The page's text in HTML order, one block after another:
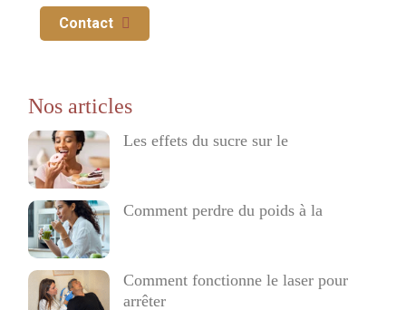
Contact
Les effets du sucre sur le
Comment perdre du poids à la
Comment fonctionne le laser pour
arrêter